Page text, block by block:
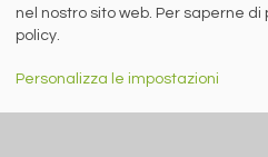
Privacy policy
Digital Services Act Policy
MENU
nel nostro sito web. Per saperne
policy.
Personalizza le impostazioni